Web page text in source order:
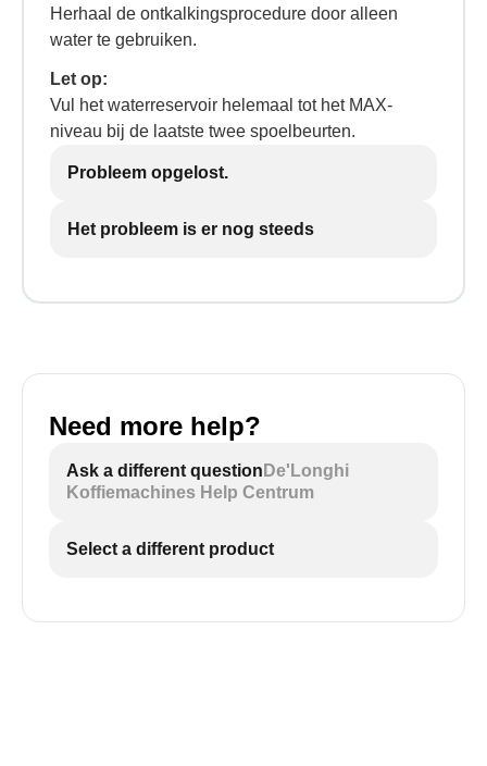
Herhaal de ontkalkingsprocedure door alleen
water te gebruiken.
Let op:
Vul het waterreservoir helemaal tot het MAX-
niveau bij de laatste twee spoelbeurten.
Probleem opgelost.
Het probleem is er nog steeds
Need more help?
Ask a different question De'Longhi
Koffiemachines Help Centrum
Select a different product